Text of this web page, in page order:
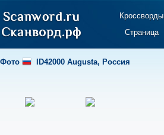
Кроссворды
Страница
Фото ID42000 Augusta, Россия